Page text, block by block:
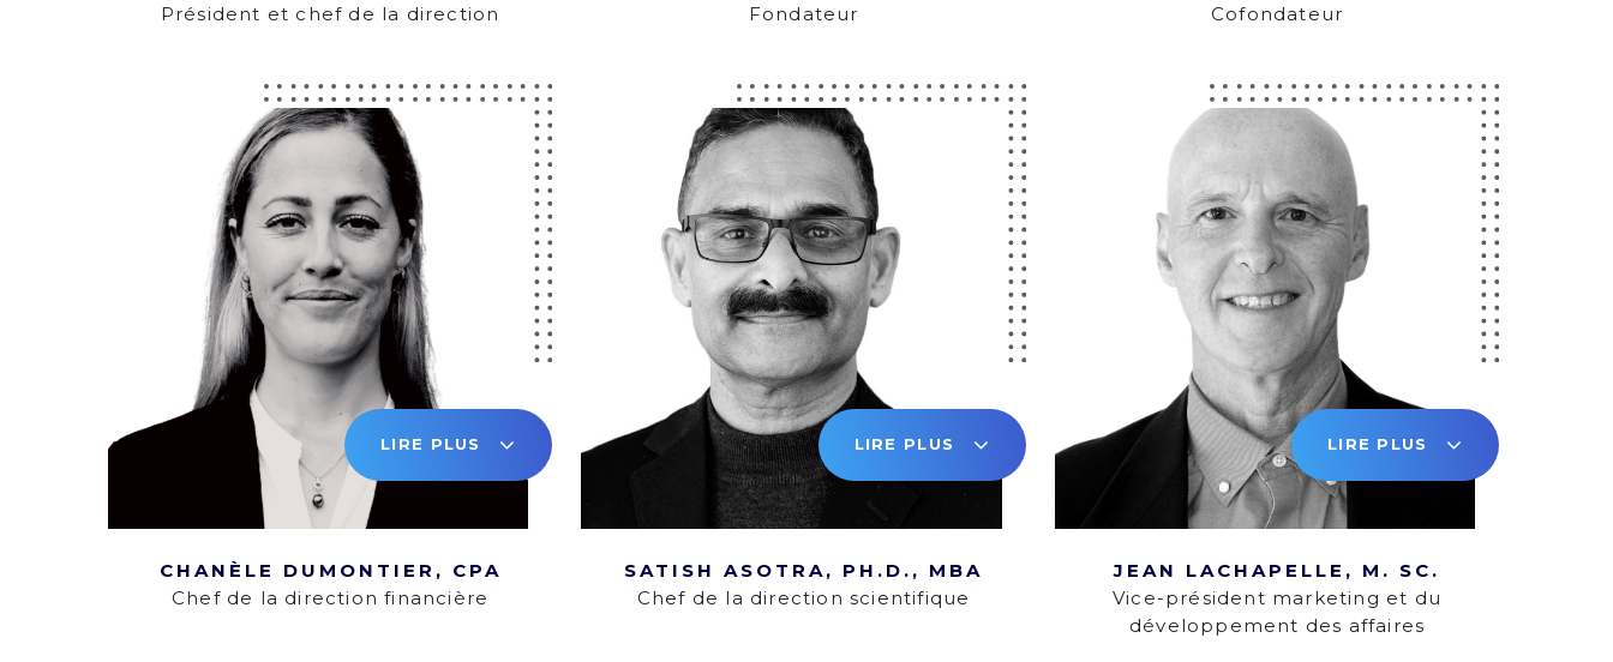
Président et chef de la direction
Fondateur
Cofondateur
LIRE PLUS
CHANÈLE DUMONTIER, CPA
Chef de la direction financière
LIRE PLUS
SATISH ASOTRA, PH.D., MBA
Chef de la direction scientifique
LIRE PLUS
JEAN LACHAPELLE, M. SC.
Vice-président marketing et du
développement des affaires